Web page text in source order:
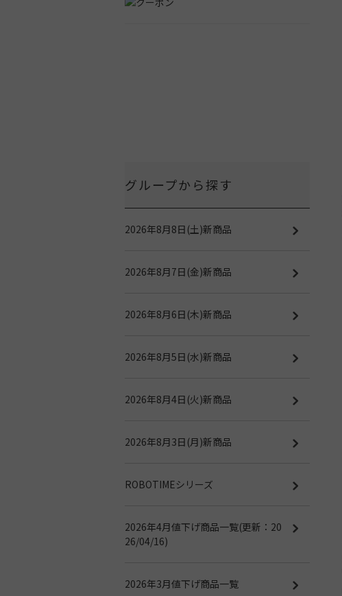
グループから探す
2026年8月8日(土)新商品
2026年8月7日(金)新商品
2026年8月6日(木)新商品
2026年8月5日(水)新商品
2026年8月4日(火)新商品
2026年8月3日(月)新商品
ROBOTIMEシリーズ
2026年4月値下げ商品一覧(更新：20
26/04/16)
2026年3月値下げ商品一覧